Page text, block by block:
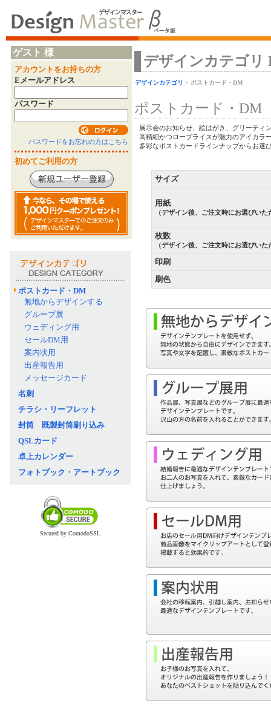
ゲスト 様
アカウントをお持ちの方
Eメールアドレス
パスワード
パスワードをお忘れの方はこちら
初めてご利用の方
ポストカード・DM
無地からデザインする
グループ展
ウェディング用
セールDM用
案内状用
出産報告用
メッセージカード
名刺
チラシ・リーフレット
封筒 既製封筒刷り込み
QSLカード
卓上カレンダー
フォトブック・アートブック
Secured by ComodoSSL
デザインカテゴリ
デザインカテゴリ > ポストカード・DM
ポストカード・DM
展示会のお知らせ、絵はがき、グリーティ
高精細かつロープライスが魅力のアイカラ
多彩なポストカードラインナップからお選
サイズ
用紙
（デザイン後、ご注文時にお選びいた
枚数
（デザイン後、ご注文時にお選びいた
印刷
刷色